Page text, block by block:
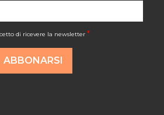
di ricevere la newsletter *
ABBONARSI